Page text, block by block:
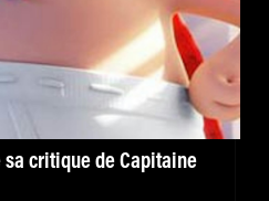
sa critique de Capitaine